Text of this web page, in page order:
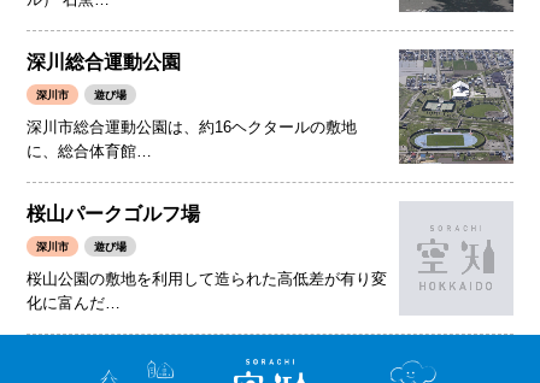
深川総合運動公園
深川市 遊び場
深川市総合運動公園は、約16ヘクタールの敷地
に、総合体育館…
桜山パークゴルフ場
深川市 遊び場
桜山公園の敷地を利用して造られた高低差が有り変
化に富んだ…